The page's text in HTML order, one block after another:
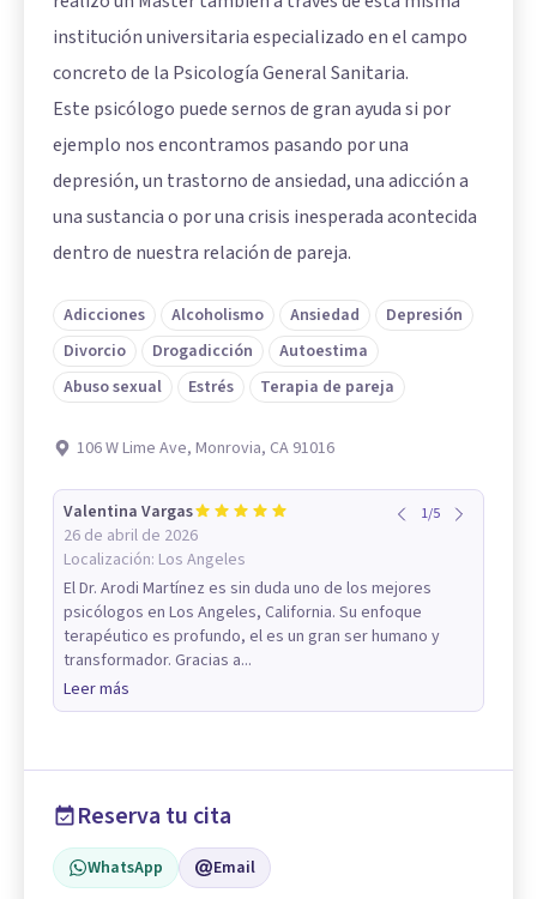
institución universitaria especializado en el campo
concreto de la Psicología General Sanitaria.
Este psicólogo puede sernos de gran ayuda si por
ejemplo nos encontramos pasando por una
depresión, un trastorno de ansiedad, una adicción a
una sustancia o por una crisis inesperada acontecida
dentro de nuestra relación de pareja.
Adicciones Alcoholismo Ansiedad
Depresión
Divorcio
Drogadicción
Autoestima
Abuso sexual
Estrés Terapia de pareja
106 W Lime Ave, Monrovia, CA 91016
Valentina Vargas
26 de abril de 2026
Localización: Los Angeles
1/5
El Dr. Arodi Martínez es sin duda uno de los mejores
psicólogos en Los Angeles, California. Su enfoque
terapéutico es profundo, el es un gran ser humano y
transformador. Gracias a...
Leer más
Reserva tu cita
WhatsApp Email